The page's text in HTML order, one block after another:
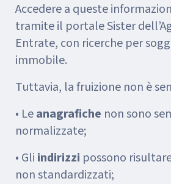
Accedere a queste
tramite il portale Sister
Entrate, con ricerche per
immobile.
Tuttavia, la fruizione non è
• Leanagrafiche non sono
normalizzate;
• Gli indirizzi possono
non standardizzati;